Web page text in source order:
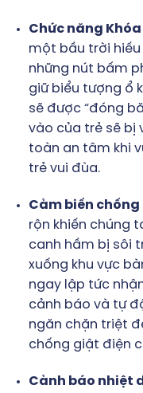
Chức năng
một bầu trời
những nút bấm
giữ biểu tượng ổ
sẽ được “đóng
vào của trẻ sẽ bị
toàn an tâm khi
trẻ vui đùa.
Cảm biến
rộn khiến chúng
canh hầm bị sôi
xuống khu vực
ngay lập tức
cảnh báo và tự
ngăn chặn triệt
chống giật điện
Cảnh báo nhiệt